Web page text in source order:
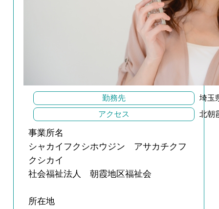
勤務先
埼玉
アクセス
北朝
事業所名
シャカイフクシホウジン アサカチクフ
クシカイ
社会福祉法人 朝霞地区福祉会
所在地